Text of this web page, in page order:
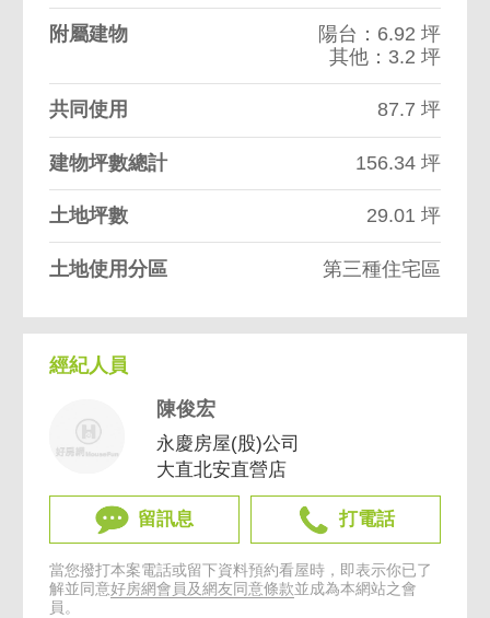
附屬建物
陽台：6.92 坪
其他：3.2 坪
共同使用 87.7 坪
建物坪數總計 156.34 坪
土地坪數 29.01 坪
土地使用分區 第三種住宅區
經紀人員
陳俊宏
永慶房屋(股)公司
大直北安直營店
留訊息 打電話
當您撥打本案電話或留下資料預約看屋時，即表示你已了
解並同意好房網會員及網友同意條款並成為本網站之會
員。